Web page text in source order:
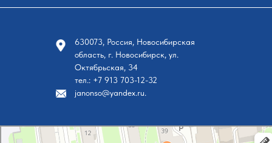
Новосибирск
Октябрьская улица, 34 на карте Новосибирска, ближайшее метро Площадь Ленина —
janonso@yandex.ru.
630073, Россия, Новосибирская
область, г. Новосибирск, ул.
Октябрьская, 34
тел.: +7 913 703-12-32